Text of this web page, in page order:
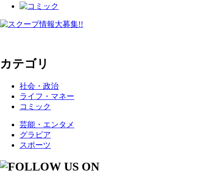
カテゴリ
社会・政治
ライフ・マネー
コミック
芸能・エンタメ
グラビア
スポーツ